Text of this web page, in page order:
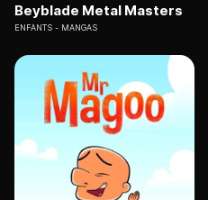
Beyblade Metal Masters
ENFANTS MANGAS